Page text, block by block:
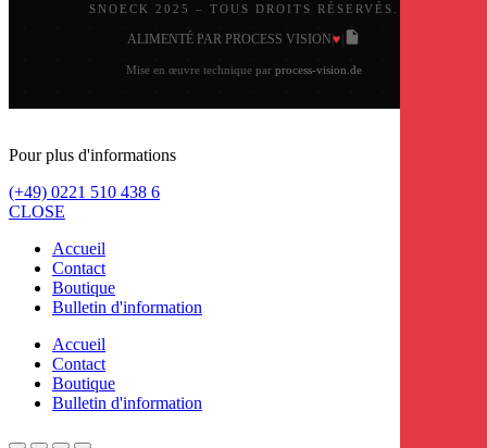
SNOECK 2025 – TOUS DROITS RÉSERVÉS.
ALIMENTÉ PAR PROCESS VISION|♥|
Mise en œuvre technique par process-vision.de
Pour plus d'informations
(+49) 0221 510 438 6
CLOSE
Accueil
Contact
Boutique
Bulletin d'information
Accueil
Contact
Boutique
Bulletin d'information